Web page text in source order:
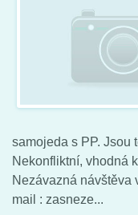
samojeda s PP. Jsou
Nekonfliktní, vhodná
Nezávazná návštěva
mail : zasneze...